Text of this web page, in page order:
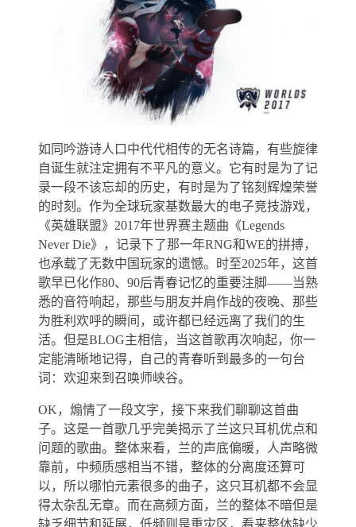
如同吟游诗人口中代代相传的无名诗篇，有些旋律
自诞生就注定拥有不平凡的意义。它有时是为了记
录一段不该忘却的历史，有时是为了铭刻辉煌荣誉
的时刻。作为全球玩家基数最大的电子竞技游戏，
《英雄联盟》2017年世界赛主题曲《Legends
Never Die》，记录下了那一年RNG和WE的拼搏，
也承载了无数中国玩家的遗憾。时至2025年，这首
歌早已化作80、90后青春记忆的重要注脚——当熟
悉的音符响起，那些与朋友并肩作战的夜晚、那些
为胜利欢呼的瞬间，或许都已经远离了我们的生
活。但是BLOG主相信，当这首歌再次响起，你一
定能清晰地记得，自己的青春听到最多的一句台
词：欢迎来到召唤师峡谷。
OK，煽情了一段文字，接下来我们聊聊这首曲
子。这是一首歌几乎完美揭示了兰这只耳机优点和
问题的歌曲。整体来看，兰的声底偏暖，人声略微
靠前，中频质感相当不错，整体的分离度还算可
以，所以哪怕元素很多的曲子，这只耳机都不会显
得太杂乱无章。而在高频方面，兰的整体不暗但是
缺乏细节和延展，低频则是重灾区，看来整体缺少